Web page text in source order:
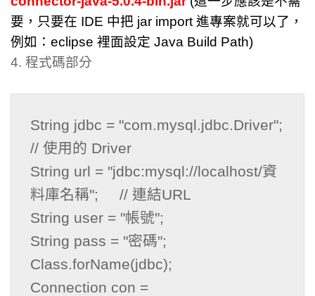
要，只要在 IDE 中把 jar import 進專案就可以了，
例如：eclipse 裡面設定 Java Build Path)
4. 程式碼部分
String jdbc = "com.mysql.jdbc.Driver";
// 使用的 Driver
String url = "jdbc:mysql://localhost/資
料庫名稱";     // 連結URL
String user = "帳號";
String pass = "密碼";
Class.forName(jdbc);
Connection con =